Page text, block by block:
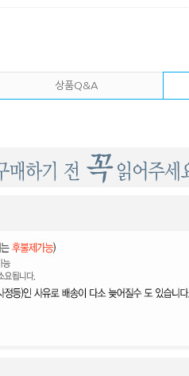
상품Q&A